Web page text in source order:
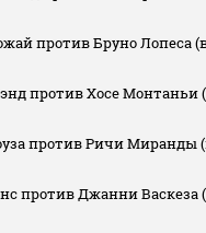
против Бруно Лопеса
против Хосе Монтаньи
против Ричи Миранды
против Джанни Васкеза